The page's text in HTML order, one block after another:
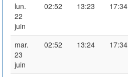
lun.
22
juin
02:52 13:23 17:34
mar.
23
juin
02:52 13:24 17:34